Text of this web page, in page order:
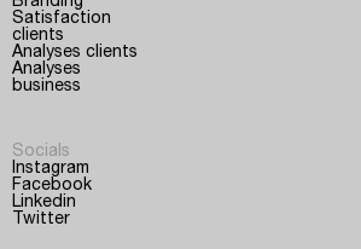
Satisfaction
clients
Analyses clients
Analyses
business
Socials
Instagram
Facebook
Linkedin
Twitter